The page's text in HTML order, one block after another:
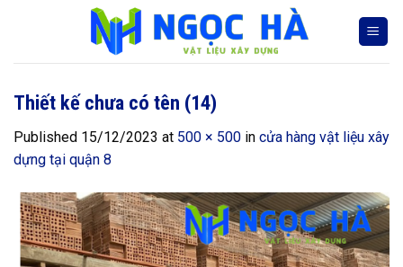
Thiết kế chưa có tên (14)
Published 15/12/2023 at 500 × 500 in cửa hàng vật liệu xây
dựng tại quận 8